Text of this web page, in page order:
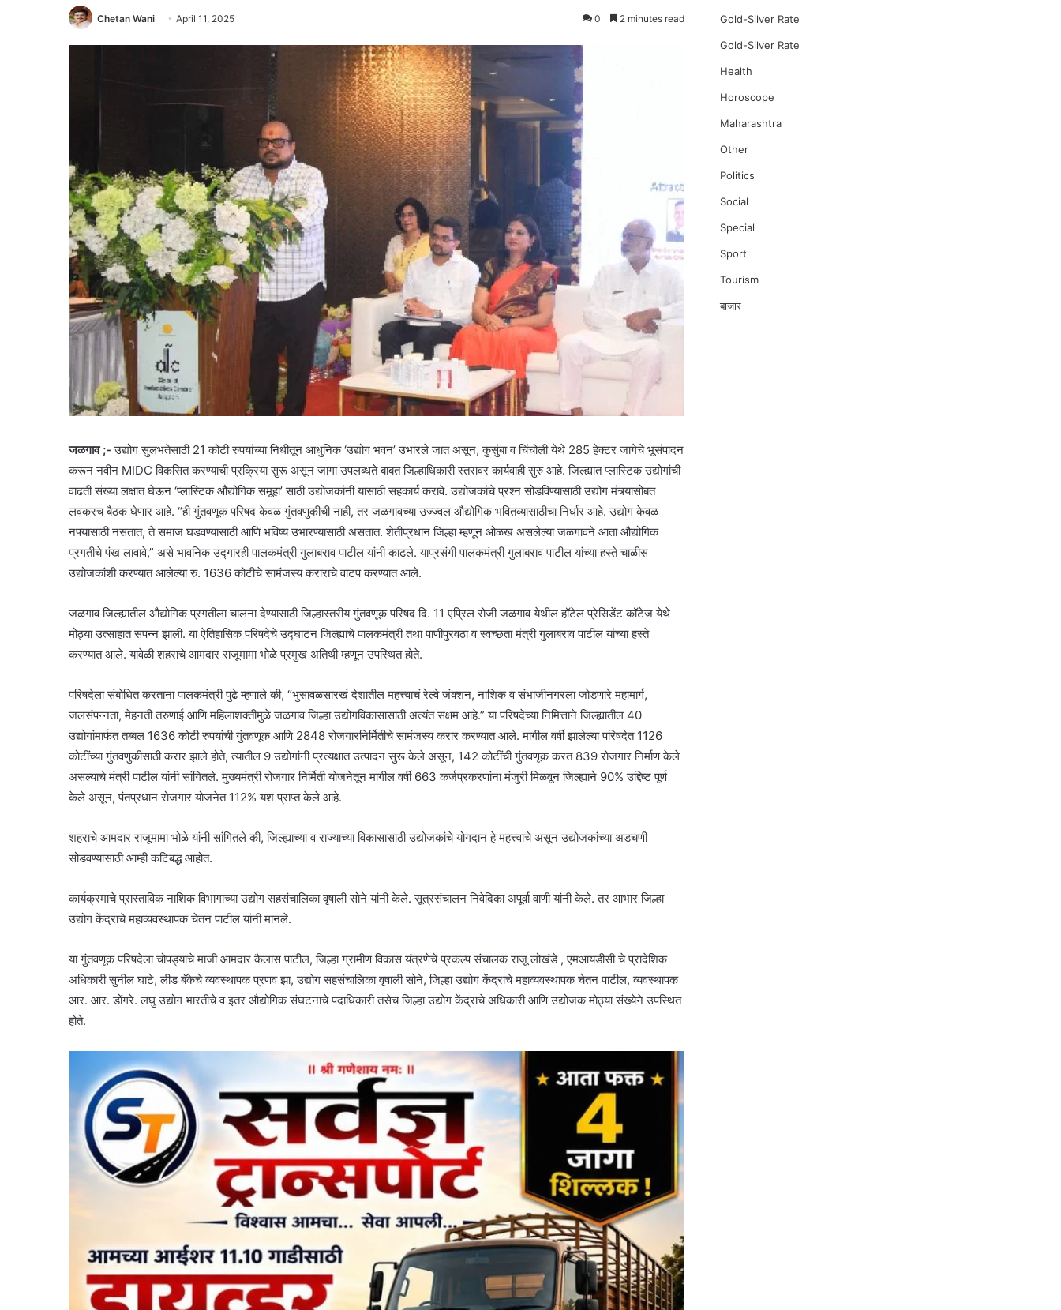
Chetan Wani April 11, 2025 0 2 minutes read
जळगाव ;- उद्योग सुलभतेसाठी 21 कोटी रुपयांच्या निधीतून आधुनिक ‘उद्योग भवन’ उभारले जात असून, कुसुंबा व चिंचोली येथे 285 हेक्टर जागेचे भूसंपादन
करून नवीन MIDC विकसित करण्याची प्रक्रिया सुरू असून जागा उपलब्धते बाबत जिल्हाधिकारी स्तरावर कार्यवाही सुरु आहे. जिल्ह्यात प्लास्टिक उद्योगांची
वाढती संख्या लक्षात घेऊन ‘प्लास्टिक औद्योगिक समूहा’ साठी उद्योजकांनी यासाठी सहकार्य करावे. उद्योजकांचे प्रश्न सोडविण्यासाठी उद्योग मंत्र्यांसोबत
लवकरच बैठक घेणार आहे. “ही गुंतवणूक परिषद केवळ गुंतवणुकीची नाही, तर जळगावच्या उज्ज्वल औद्योगिक भवितव्यासाठीचा निर्धार आहे. उद्योग केवळ
नफ्यासाठी नसतात, ते समाज घडवण्यासाठी आणि भविष्य उभारण्यासाठी असतात. शेतीप्रधान जिल्हा म्हणून ओळख असलेल्या जळगावने आता औद्योगिक
प्रगतीचे पंख लावावे,” असे भावनिक उद्गारही पालकमंत्री गुलाबराव पाटील यांनी काढले. याप्रसंगी पालकमंत्री गुलाबराव पाटील यांच्या हस्ते चाळीस
उद्योजकांशी करण्यात आलेल्या रु. 1636 कोटीचे सामंजस्य कराराचे वाटप करण्यात आले.
जळगाव जिल्ह्यातील औद्योगिक प्रगतीला चालना देण्यासाठी जिल्हास्तरीय गुंतवणूक परिषद दि. 11 एप्रिल रोजी जळगाव येथील हॉटेल प्रेसिडेंट कॉटेज येथे
मोठ्या उत्साहात संपन्न झाली. या ऐतिहासिक परिषदेचे उद्घाटन जिल्ह्याचे पालकमंत्री तथा पाणीपुरवठा व स्वच्छता मंत्री गुलाबराव पाटील यांच्या हस्ते
करण्यात आले. यावेळी शहराचे आमदार राजूमामा भोळे प्रमुख अतिथी म्हणून उपस्थित होते.
परिषदेला संबोधित करताना पालकमंत्री पुढे म्हणाले की, “भुसावळसारखं देशातील महत्त्वाचं रेल्वे जंक्शन, नाशिक व संभाजीनगरला जोडणारे महामार्ग,
जलसंपन्नता, मेहनती तरुणाई आणि महिलाशक्तीमुळे जळगाव जिल्हा उद्योगविकासासाठी अत्यंत सक्षम आहे.” या परिषदेच्या निमित्ताने जिल्ह्यातील 40
उद्योगांमार्फत तब्बल 1636 कोटी रुपयांची गुंतवणूक आणि 2848 रोजगारनिर्मितीचे सामंजस्य करार करण्यात आले. मागील वर्षी झालेल्या परिषदेत 1126
कोटींच्या गुंतवणुकीसाठी करार झाले होते, त्यातील 9 उद्योगांनी प्रत्यक्षात उत्पादन सुरू केले असून, 142 कोटींची गुंतवणूक करत 839 रोजगार निर्माण केले
असल्याचे मंत्री पाटील यांनी सांगितले. मुख्यमंत्री रोजगार निर्मिती योजनेतून मागील वर्षी 663 कर्जप्रकरणांना मंजुरी मिळवून जिल्ह्याने 90% उद्दिष्ट पूर्ण
केले असून, पंतप्रधान रोजगार योजनेत 112% यश प्राप्त केले आहे.
शहराचे आमदार राजूमामा भोळे यांनी सांगितले की, जिल्ह्याच्या व राज्याच्या विकासासाठी उद्योजकांचे योगदान हे महत्त्वाचे असून उद्योजकांच्या अडचणी
सोडवण्यासाठी आम्ही कटिबद्ध आहोत.
कार्यक्रमाचे प्रास्ताविक नाशिक विभागाच्या उद्योग सहसंचालिका वृषाली सोने यांनी केले. सूत्रसंचालन निवेदिका अपूर्वा वाणी यांनी केले. तर आभार जिल्हा
उद्योग केंद्राचे महाव्यवस्थापक चेतन पाटील यांनी मानले.
या गुंतवणूक परिषदेला चोपड्याचे माजी आमदार कैलास पाटील, जिल्हा ग्रामीण विकास यंत्रणेचे प्रकल्प संचालक राजू लोखंडे , एमआयडीसी चे प्रादेशिक
अधिकारी सुनील घाटे, लीड बँकेचे व्यवस्थापक प्रणव झा, उद्योग सहसंचालिका वृषाली सोने, जिल्हा उद्योग केंद्राचे महाव्यवस्थापक चेतन पाटील, व्यवस्थापक
आर. आर. डोंगरे. लघु उद्योग भारतीचे व इतर औद्योगिक संघटनाचे पदाधिकारी तसेच जिल्हा उद्योग केंद्राचे अधिकारी आणि उद्योजक मोठ्या संख्येने उपस्थित
होते.
Gold-Silver Rate
Gold-Silver Rate
Health
Horoscope
Maharashtra
Other
Politics
Social
Special
Sport
Tourism
बाजार